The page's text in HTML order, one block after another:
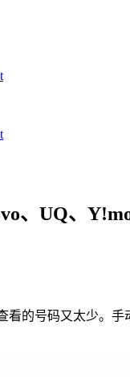
、UQ、
的号码又太少。